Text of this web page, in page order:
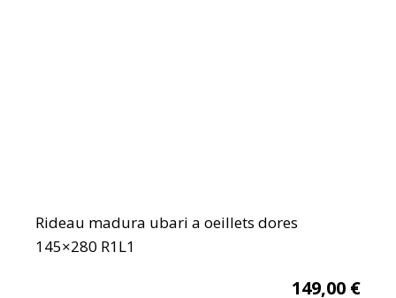
Rideau madura ubari a oeillets dores
145×280 R1L1
149,00 €